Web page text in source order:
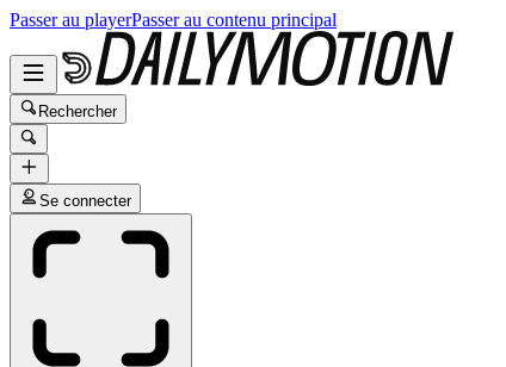
Passer au playerPasser au contenu principal
Rechercher
Se connecter